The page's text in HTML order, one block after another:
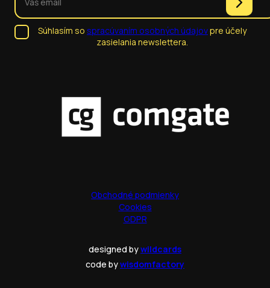
Súhlasím so spracúvaním osobných údajovpre účely
zasielania newslettera.
Obchodné podmienky
Cookies
GDPR
designed bywildcards
code bywisdomfactory